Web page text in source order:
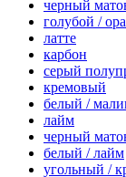
черный
голубой /
латте
карбон
серый
кремовый
белый /
лайм
черный
белый / лайм
угольный /